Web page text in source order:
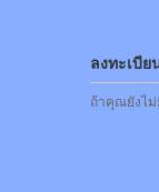
ลงทะเบีย
ถ้าคุณยังไม่